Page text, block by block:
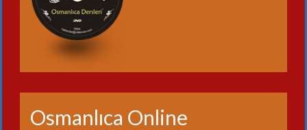
Osmanlıca Online